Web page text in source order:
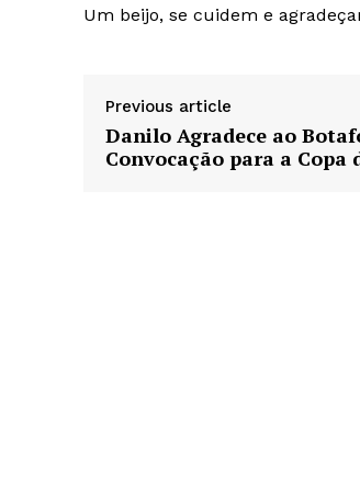
Um beijo, se cuidem e
Previous article
Danilo Agradece ao
Convocação para a Copa